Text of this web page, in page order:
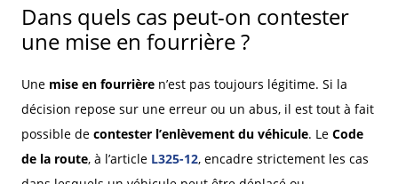
Dans quels cas peut-on contester
une mise en fourrière ?
Une mise en fourrière n’est pas toujours légitime. Si la
décision repose sur une erreur ou un abus, il est tout à fait
possible de contester l’enlèvement du véhicule. Le Code
de la route, à l’article L325-12, encadre strictement les cas